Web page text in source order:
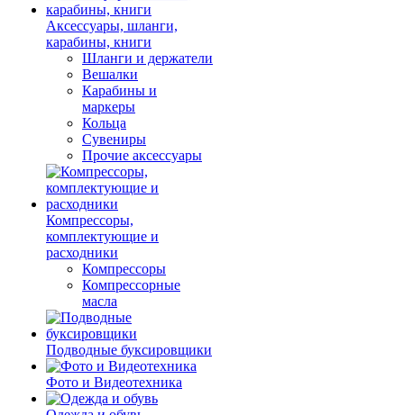
Аксессуары, шланги,
карабины, книги
Шланги и держатели
Вешалки
Карабины и
маркеры
Кольца
Сувениры
Прочие аксессуары
Компрессоры,
комплектующие и
расходники
Компрессоры
Компрессорные
масла
Подводные буксировщики
Фото и Видеотехника